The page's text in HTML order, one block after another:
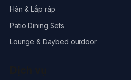
Hàn & Lắp ráp
Patio Dining Sets
Lounge & Daybed outdoor